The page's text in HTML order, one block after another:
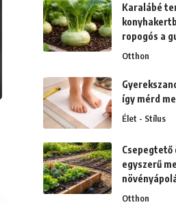
Karalábé
ropogós a
Otthon
így mérd
Élet - Stílus
Csepegtető
egyszerű
Otthon